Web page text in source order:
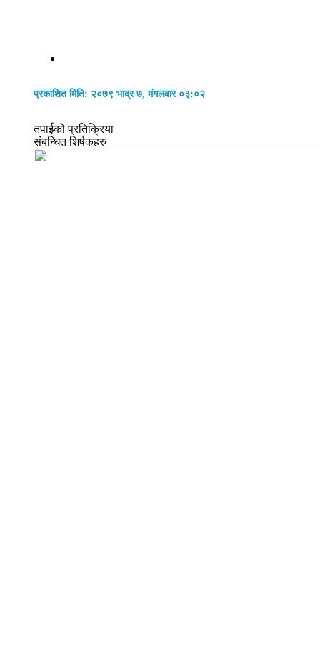
प्रकाशित मिति: २०७९ भाद्र ७, मंगलवार ०३:०२
तपाईको प्रतिक्रिया
संबन्धित शिर्षकहरु